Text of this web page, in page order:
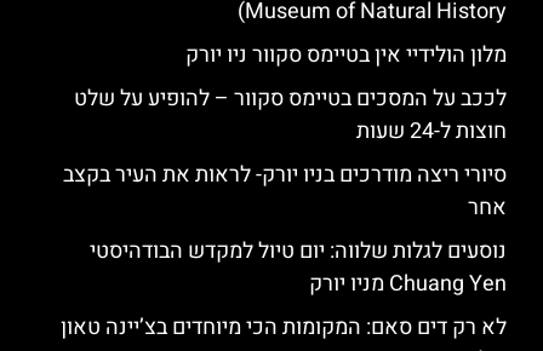
Museum of Natural History)
מלון הולידיי אין בטיימס סקוור ניו יורק
לככב על המסכים בטיימס סקוור – להופיע על שלט
חוצות ל-24 שעות
סיורי ריצה מודרכים בניו יורק- לראות את העיר בקצב
אחר
נוסעים לגלות שלווה: יום טיול למקדש הבודהיסטי
Chuang Yen מניו יורק
לא רק דים סאם: המקומות הכי מיוחדים בצ’יינה טאון